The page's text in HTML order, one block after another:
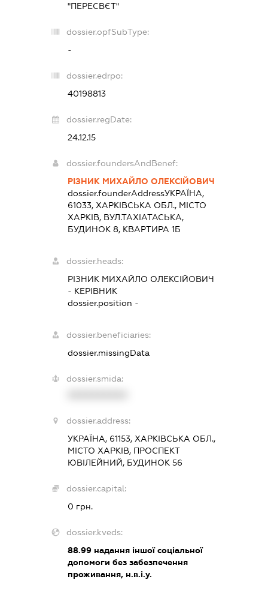
"ПЕРЕСВЄТ"
dossier.opfSubType:
-
dossier.edrpo:
40198813
dossier.regDate:
24.12.15
dossier.foundersAndBenef:
РІЗНИК МИХАЙЛО ОЛЕКСІЙОВИЧ
dossier.founderAddressУКРАЇНА,
61033, ХАРКІВСЬКА ОБЛ., МІСТО
ХАРКІВ, ВУЛ.ТАХІАТАСЬКА,
БУДИНОК 8, КВАРТИРА 1Б
dossier.heads:
РІЗНИК МИХАЙЛО ОЛЕКСІЙОВИЧ
- КЕРІВНИК
dossier.position -
dossier.beneficiaries:
dossier.missingData
dossier.smida:
dossier.address:
УКРАЇНА, 61153, ХАРКІВСЬКА ОБЛ.,
МІСТО ХАРКІВ, ПРОСПЕКТ
ЮВІЛЕЙНИЙ, БУДИНОК 56
dossier.capital:
0 грн.
dossier.kveds:
88.99 надання іншої соціальної
допомоги без забезпечення
проживання, н.в.і.у.